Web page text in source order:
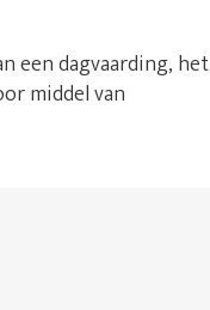
een dagvaarding, het
middel van